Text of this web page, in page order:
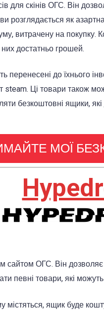
для скінів ОГС. Він
розглядається як
витрачену на покупку.
них достатньо грошей.
перенесені до їхнього
steam. Ці товари також
безкоштовні ящики,
МОЇ
сайтом ОГС. Він
певні товари, які
містяться, ящик буде